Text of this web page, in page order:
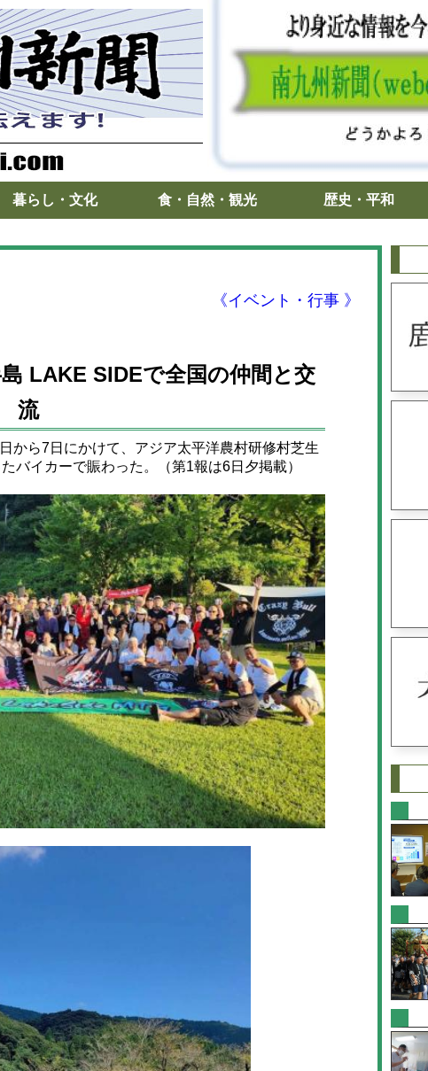
暮らし・文化 食・自然・観光 歴史・平和
《イベント・行事 》
LAKE SIDEで全国の仲間と交
流
ら7日にかけて、アジア太平洋農村研修村芝生
バイカーで賑わった。（第1報は6日夕掲載）